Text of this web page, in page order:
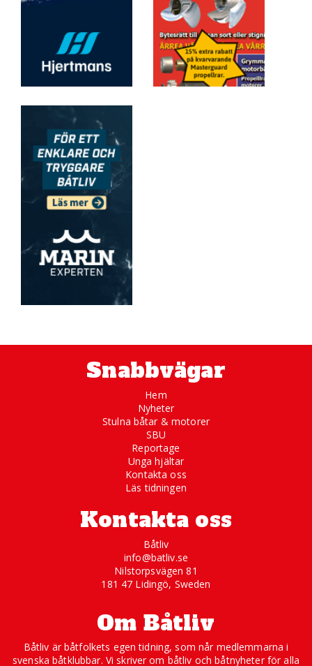
Snabbvägar
Hem
Nyheter
Stulna båtar & motorer
SBU
Reportage
Unga hjältar
Kontakta oss
Läs tidningen
Kontakta oss
Båtliv
info@batliv.se
Nilstorpsvägen 81
181 47 Lidingö, Sweden
Om Båtliv
Båtliv är båtfolkets egen tidning, som når medlemmarna i
svenska båtklubbar. Vi skriver om båtliv och båtnyheter för alla